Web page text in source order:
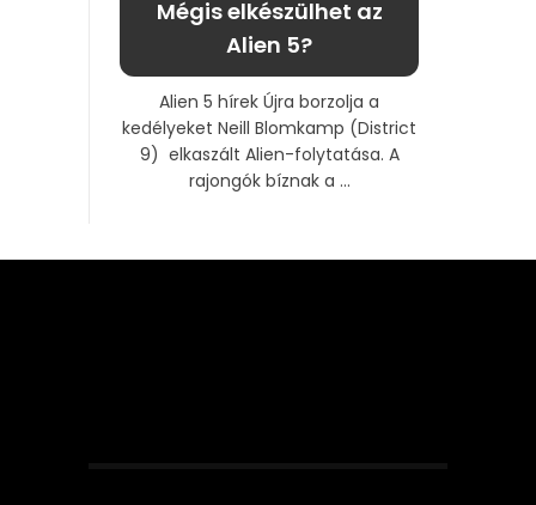
Mégis elkészülhet az
Alien 5?
Alien 5 hírek Újra borzolja a
kedélyeket Neill Blomkamp (District
9) elkaszált Alien-folytatása. A
rajongók bíznak a ...